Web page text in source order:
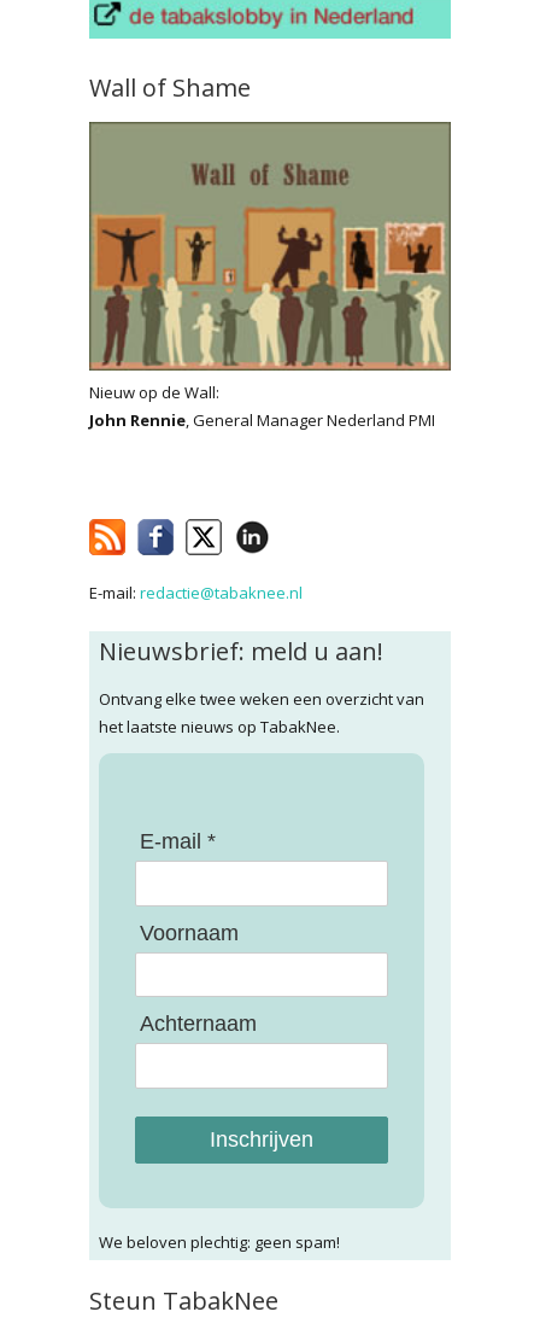
Wall of Shame
Nieuw op de Wall:
John Rennie, General Manager Nederland PMI
E-mail: redactie@tabaknee.nl
Nieuwsbrief: meld u aan!
Ontvang elke twee weken een overzicht van
het laatste nieuws op TabakNee.
E-mail *
Voornaam
Achternaam
Inschrijven
We beloven plechtig: geen spam!
Steun TabakNee